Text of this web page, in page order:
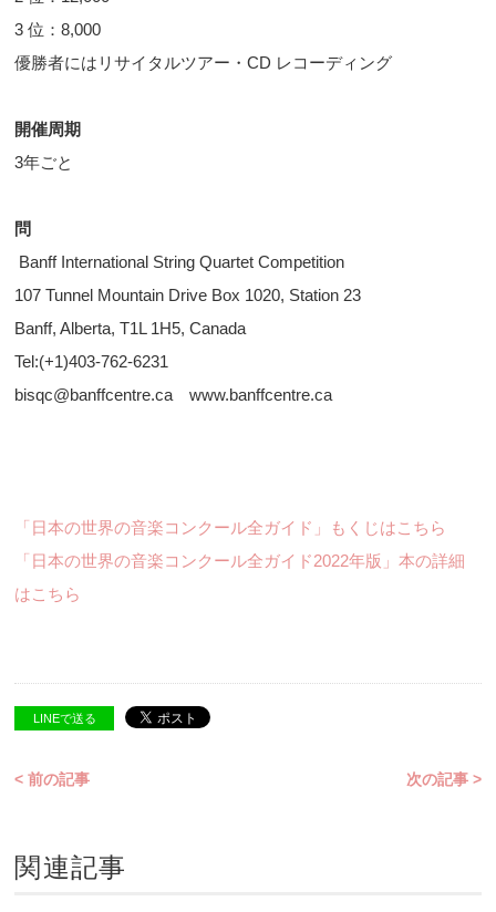
3 位：8,000
優勝者にはリサイタルツアー・CD レコーディング
開催周期
3年ごと
問
Banff International String Quartet Competition
107 Tunnel Mountain Drive Box 1020, Station 23
Banff, Alberta, T1L 1H5, Canada
Tel:(+1)403-762-6231
bisqc@banffcentre.ca www.banffcentre.ca
「日本の世界の音楽コンクール全ガイド」もくじはこちら
「日本の世界の音楽コンクール全ガイド2022年版」本の詳細
はこちら
LINEで送る
< 前の記事 次の記事 >
関連記事